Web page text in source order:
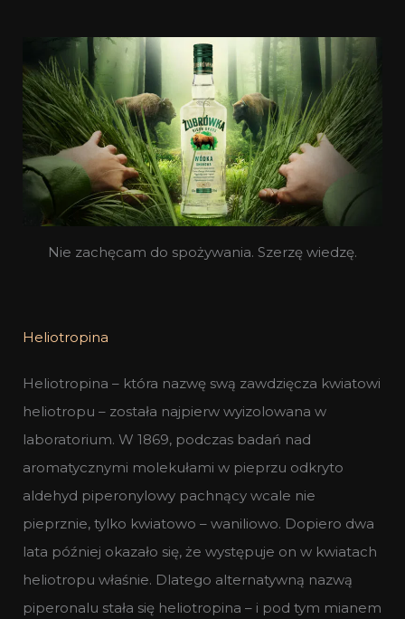
Nie zachęcam do spożywania. Szerzę wiedzę.
Heliotropina
Heliotropina – która nazwę swą zawdzięcza kwiatowi
heliotropu – została najpierw wyizolowana w
laboratorium. W 1869, podczas badań nad
aromatycznymi molekułami w pieprzu odkryto
aldehyd piperonylowy pachnący wcale nie
pieprznie, tylko kwiatowo – waniliowo. Dopiero dwa
lata później okazało się, że występuje on w kwiatach
heliotropu właśnie. Dlatego alternatywną nazwą
piperonalu stała się heliotropina – i pod tym mianem